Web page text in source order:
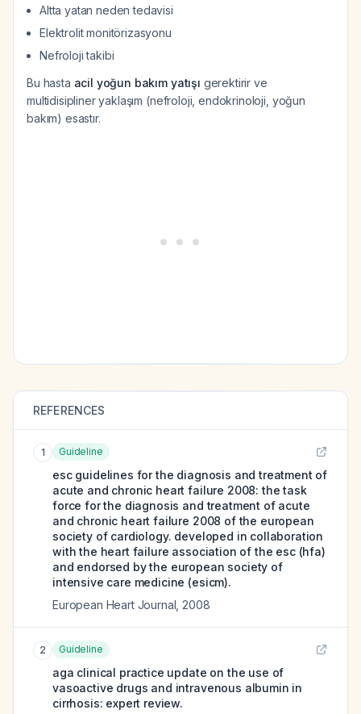
Altta yatan neden tedavisi
Elektrolit monitörizasyonu
Nefroloji takibi
Bu hasta acil yoğun bakım yatışı gerektirir ve
multidisipliner yaklaşım (nefroloji, endokrinoloji, yoğun
bakım) esastır.
REFERENCES
1 Guideline
esc guidelines for the diagnosis and treatment of
acute and chronic heart failure 2008: the task
force for the diagnosis and treatment of acute
and chronic heart failure 2008 of the european
society of cardiology. developed in collaboration
with the heart failure association of the esc (hfa)
and endorsed by the european society of
intensive care medicine (esicm).
European Heart Journal 2008
2 Guideline
aga clinical practice update on the use of
vasoactive drugs and intravenous albumin in
cirrhosis: expert review.